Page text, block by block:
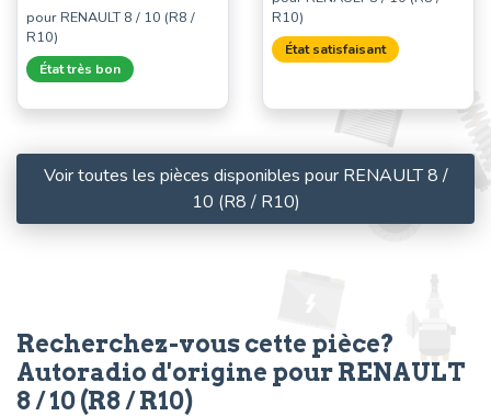
pour RENAULT 8 / 10 (R8 /
R10)
État très bon
R10)
État satisfaisant
Voir toutes les pièces disponibles pour RENAULT 8 /
10 (R8 / R10)
Recherchez-vous cette pièce?
Autoradio d'origine pour RENAULT
8 / 10 (R8 / R10)